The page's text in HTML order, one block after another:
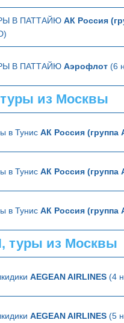
В ПАТТАЙЮ АК Россия
В ПАТТАЙЮ Аэрофлот (6
из Москвы
в Тунис АК Россия (группа
в Тунис АК Россия (группа
в Тунис АК Россия (группа
туры из Москвы
AEGEAN AIRLINES (4
AEGEAN AIRLINES (5